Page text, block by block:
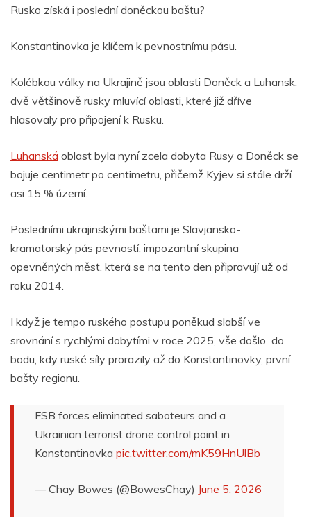
Rusko získá i poslední doněckou baštu?
Konstantinovka je klíčem k pevnostnímu pásu.
Kolébkou války na Ukrajině jsou oblasti Doněck a Luhansk:
dvě většinově rusky mluvící oblasti, které již dříve
hlasovaly pro připojení k Rusku.
Luhanská oblast byla nyní zcela dobyta Rusy a Doněck se
bojuje centimetr po centimetru, přičemž Kyjev si stále drží
asi 15 % území.
Posledními ukrajinskými baštami je Slavjansko-
kramatorský pás pevností, impozantní skupina
opevněných měst, která se na tento den připravují už od
roku 2014.
I když je tempo ruského postupu poněkud slabší ve
srovnání s rychlými dobytími v roce 2025, vše došlo do
bodu, kdy ruské síly prorazily až do Konstantinovky, první
bašty regionu.
FSB forces eliminated saboteurs and a
Ukrainian terrorist drone control point in
Konstantinovka pic.twitter.com/mK59HnUlBb
— Chay Bowes (@BowesChay) June 5, 2026